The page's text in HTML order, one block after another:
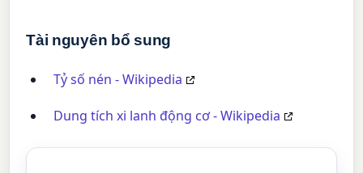
Tài nguyên bổ sung
Tỷ số nén - Wikipedia
Dung tích xi lanh động cơ - Wikipedia